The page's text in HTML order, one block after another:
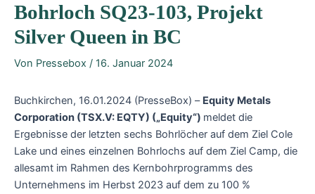
Bohrloch SQ23-103, Projekt
Silver Queen in BC
Von Pressebox / 16. Januar 2024
Buchkirchen, 16.01.2024 (PresseBox) – Equity Metals
Corporation (TSX.V: EQTY) („Equity“) meldet die
Ergebnisse der letzten sechs Bohrlöcher auf dem Ziel Cole
Lake und eines einzelnen Bohrlochs auf dem Ziel Camp, die
allesamt im Rahmen des Kernbohrprogramms des
Unternehmens im Herbst 2023 auf dem zu 100 %